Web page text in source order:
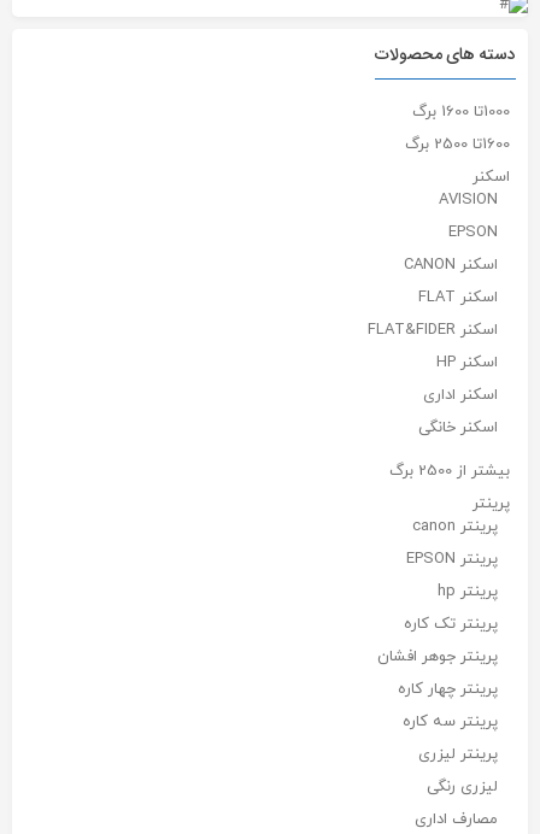
دسته های محصولات
1000تا 1600 برگ
1600تا 2500 برگ
اسکنر
AVISION
EPSON
اسکنر CANON
اسکنر FLAT
اسکنر FLAT&FIDER
اسکنر HP
اسکنر اداری
اسکنر خانگی
بیشتر از 2500 برگ
پرینتر
پرینتر canon
پرینتر EPSON
پرینتر hp
پرینتر تک کاره
پرینتر جوهر افشان
پرینتر چهار کاره
پرینتر سه کاره
پرینتر لیزری
لیزری رنگی
مصارف اداری